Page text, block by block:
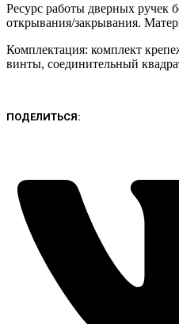
Ресурс работы дверных ручек
открывания/закрывания.
Комплектация: комплект
винты, соединительный
ПОДЕЛИТЬСЯ: